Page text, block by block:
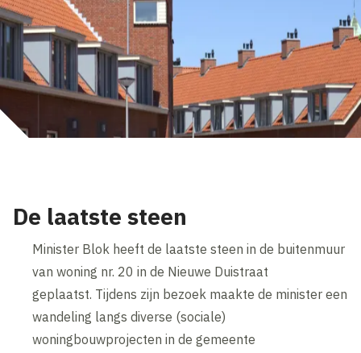
De laatste steen
Minister Blok heeft de laatste steen in de buitenmuur
van woning nr. 20 in de Nieuwe Duistraat
geplaatst. Tijdens zijn bezoek maakte de minister een
wandeling langs diverse (sociale)
woningbouwprojecten in de gemeente